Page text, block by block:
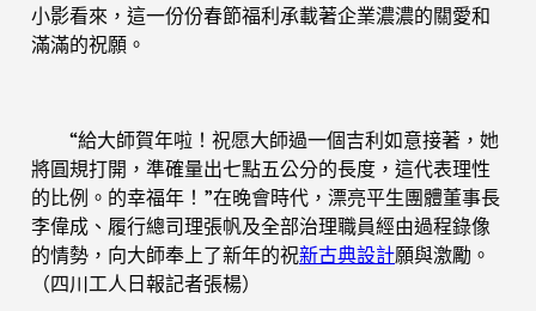
小影看來，這一份份春節福利承載著企業濃濃的關愛和
滿滿的祝願。
“給大師賀年啦！祝愿大師過一個吉利如意接著，她
將圓規打開，準確量出七點五公分的長度，這代表理性
的比例。的幸福年！”在晚會時代，漂亮平生團體董事長
李偉成、履行總司理張帆及全部治理職員經由過程錄像
的情勢，向大師奉上了新年的祝新古典設計願與激勵。
（四川工人日報記者張楊）